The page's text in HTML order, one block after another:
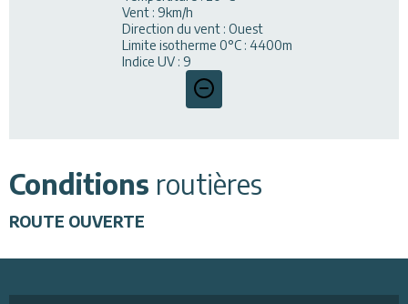
Vent : 9km/h
Direction du vent : Ouest
Limite isotherme 0°C : 4400m
Indice UV : 9
Conditions routières
ROUTE OUVERTE